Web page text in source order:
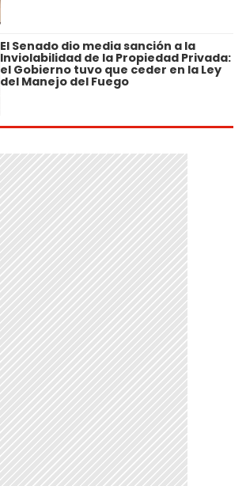
El Senado dio media sanción a la
Inviolabilidad de la Propiedad Privada:
el Gobierno tuvo que ceder en la Ley
del Manejo del Fuego